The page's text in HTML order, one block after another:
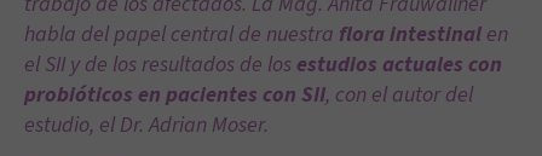
habla del papel central de nuestra flora intestinal en
el SII y de los resultados de losestudios actuales con
probióticos en pacientes con SII, con el autor del
estudio, el Dr. Adrian Moser.